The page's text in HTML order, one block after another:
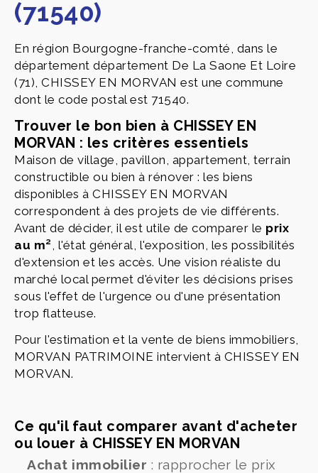
(71540)
En région Bourgogne-franche-comté, dans le
département département De La Saone Et Loire
(71), CHISSEY EN MORVAN est une commune
dont le code postal est 71540.
Trouver le bon bien à CHISSEY EN
MORVAN : les critères essentiels
Maison de village, pavillon, appartement, terrain
constructible ou bien à rénover : les biens
disponibles à CHISSEY EN MORVAN
correspondent à des projets de vie différents.
Avant de décider, il est utile de comparer le prix
au m², l'état général, l'exposition, les possibilités
d'extension et les accès. Une vision réaliste du
marché local permet d'éviter les décisions prises
sous l'effet de l'urgence ou d'une présentation
trop flatteuse.
Pour l'estimation et la vente de biens immobiliers,
MORVAN PATRIMOINE intervient à CHISSEY EN
MORVAN.
Ce qu'il faut comparer avant d'acheter
ou louer à CHISSEY EN MORVAN
Achat immobilier : rapprocher le prix